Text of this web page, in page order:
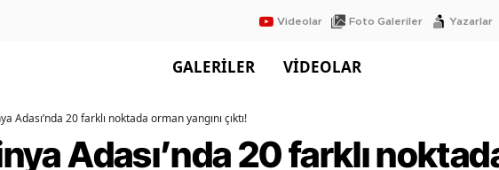
Videolar Foto Galeriler Yazarlar
GALERİLER VİDEOLAR
Adası’nda 20 farklı noktada orman yangını çıktı!
Adası’nda 20 farklı